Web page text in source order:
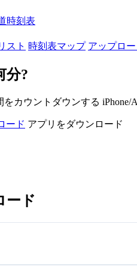
時刻表
スト 時刻表マップ アップロー
分?
カウントダウンする
ード アプリをダウンロード
ード